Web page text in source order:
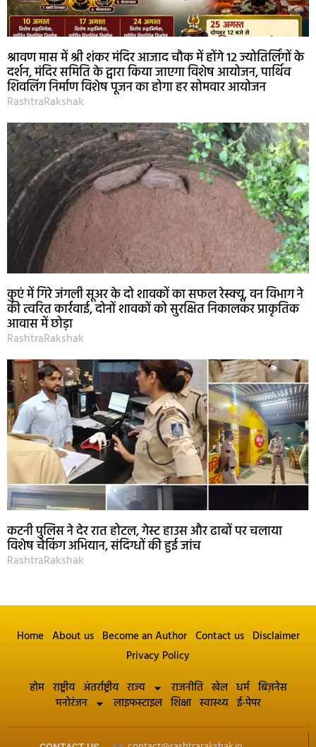
श्रावण मास में श्री शंकर मंदिर आजाद चौक में होंगे 12 ज्योतिर्लिंगों के
दर्शन, मंदिर समिति के द्वारा किया जाएगा विशेष आयोजन, पार्थिव
शिवलिंग निर्माण विशेष पूजन का होगा हर सोमवार आयोजन
RashtraRakshak
कुएं में गिरे जंगली सूअर के दो शावकों का सफल रेस्क्यू, वन विभाग ने
की त्वरित कार्रवाई, दोनों शावकों को सुरक्षित निकालकर प्राकृतिक
आवास में छोड़ा
RashtraRakshak
कटनी पुलिस ने देर रात होटल, गेस्ट हाउस और ढाबों पर चलाया
विशेष चेकिंग अभियान, संदिग्धों की हुई जांच
RashtraRakshak
Home About us Become an Author Contact us Disclaimer
Privacy Policy
होम राष्ट्रीय अंतर्राष्ट्रीय राज्य राजनीति खेल धर्म बिज़नेस
मनोरंजन
लाइफस्टाइल शिक्षा स्वास्थ्य ई-पेपर